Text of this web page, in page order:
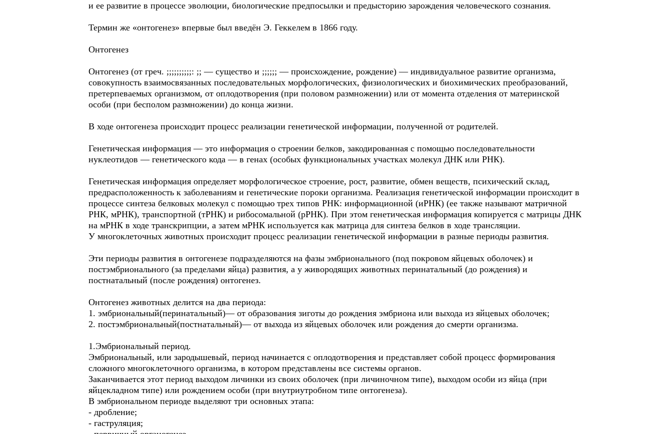
и ее развитие в процессе эволюции, биологические предпосылки и предысторию зарождения человеческого сознания.
Термин же «онтогенез» впервые был введён Э. Геккелем в 1866 году.
Онтогенез
Онтогенез (от греч. ;;;;;;;;;;: ;; — существо и ;;;;;; — происхождение, рождение) — индивидуальное развитие организма,
совокупность взаимосвязанных последовательных морфологических, физиологических и биохимических преобразований,
претерпеваемых организмом, от оплодотворения (при половом размножении) или от момента отделения от материнской
особи (при бесполом размножении) до конца жизни.
В ходе онтогенеза происходит процесс реализации генетической информации, полученной от родителей.
Генетическая информация — это информация о строении белков, закодированная с помощью последовательности
нуклеотидов — генетического кода — в генах (особых функциональных участках молекул ДНК или РНК).
Генетическая информация определяет морфологическое строение, рост, развитие, обмен веществ, психический склад,
предрасположенность к заболеваниям и генетические пороки организма. Реализация генетической информации происходит в
процессе синтеза белковых молекул с помощью трех типов РНК: информационной (иРНК) (ее также называют матричной
РНК, мРНК), транспортной (тРНК) и рибосомальной (рРНК). При этом генетическая информация копируется с матрицы ДНК
на мРНК в ходе транскрипции, а затем мРНК используется как матрица для синтеза белков в ходе трансляции.
У многоклеточных животных происходит процесс реализации генетической информации в разные периоды развития.
Эти периоды развития в онтогенезе подразделяются на фазы эмбрионального (под покровом яйцевых оболочек) и
постэмбрионального (за пределами яйца) развития, а у живородящих животных перинатальный (до рождения) и
постнатальный (после рождения) онтогенез.
Онтогенез животных делится на два периода:
1. эмбриональный(перинатальный)— от образования зиготы до рождения эмбриона или выхода из яйцевых оболочек;
2. постэмбриональный(постнатальный)— от выхода из яйцевых оболочек или рождения до смерти организма.
1.Эмбриональный период.
Эмбриональный, или зародышевый, период начинается с оплодотворения и представляет собой процесс формирования
сложного многоклеточного организма, в котором представлены все системы органов.
Заканчивается этот период выходом личинки из своих оболочек (при личиночном типе), выходом особи из яйца (при
яйцекладном типе) или рождением особи (при внутриутробном типе онтогенеза).
В эмбриональном периоде выделяют три основных этапа:
- дробление;
- гаструляция;